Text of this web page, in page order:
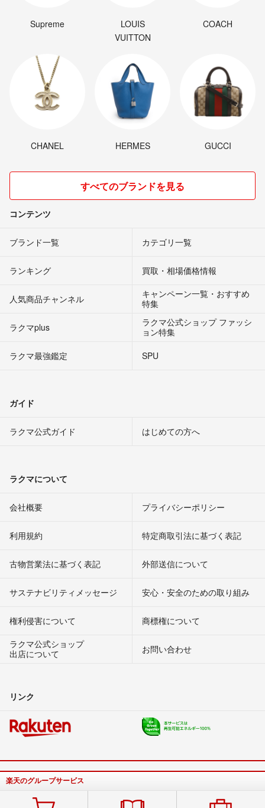
Supreme
LOUIS
VUITTON
COACH
CHANEL HERMES GUCCI
すべてのブランドを見る
コンテンツ
ブランド一覧 カテゴリ一覧
ランキング 買取・相場価格情報
人気商品チャンネル
キャンペーン一覧・おすすめ
特集
ラクマplus
ラクマ公式ショップ ファッシ
ョン特集
ラクマ最強鑑定
SPU
ガイド
ラクマ公式ガイド はじめての方へ
ラクマについて
会社概要 プライバシーポリシー
利用規約 特定商取引法に基づく表記
古物営業法に基づく表記 外部送信について
サステナビリティメッセージ 安心・安全のための取り組み
権利侵害について
商標権について
ラクマ公式ショップ
出店について
お問い合わせ
リンク
楽天のグループサービス